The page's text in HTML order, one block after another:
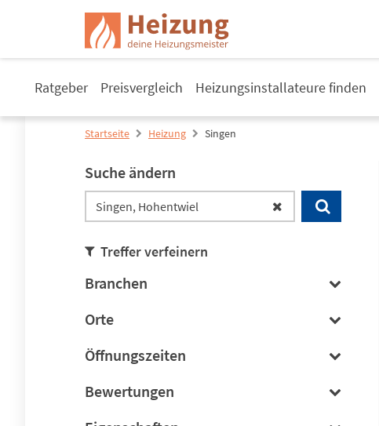
Ratgeber Preisvergleich Heizungsinstallateure finden
Startseite Heizung Singen
Suche ändern
Treffer verfeinern
Branchen
Orte
Öffnungszeiten
Bewertungen